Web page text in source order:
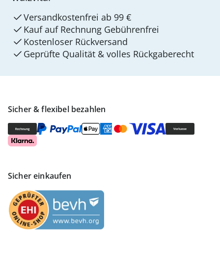
Sicher & flexibel bezahlen
Sicher einkaufen
Versandkostenfrei ab 99 €
Kauf auf Rechnung Gebührenfrei
Kostenloser Rückversand
Geprüfte Qualität & volles Rückgaberecht